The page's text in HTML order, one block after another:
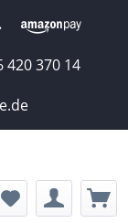
420 370 14